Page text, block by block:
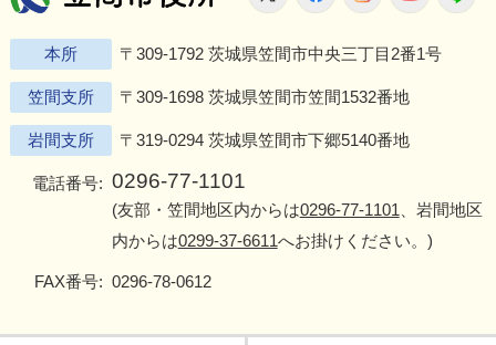
本所 〒309-1792 茨城県笠間市中央三丁目2番1号
笠間支所 〒309-1698 茨城県笠間市笠間1532番地
岩間支所 〒319-0294 茨城県笠間市下郷5140番地
電話番号: 0296-77-1101
(友部・笠間地区内からは0296-77-1101 、岩間地区
内からは0299-37-6611へお掛けください。)
FAX番号: 0296-78-0612